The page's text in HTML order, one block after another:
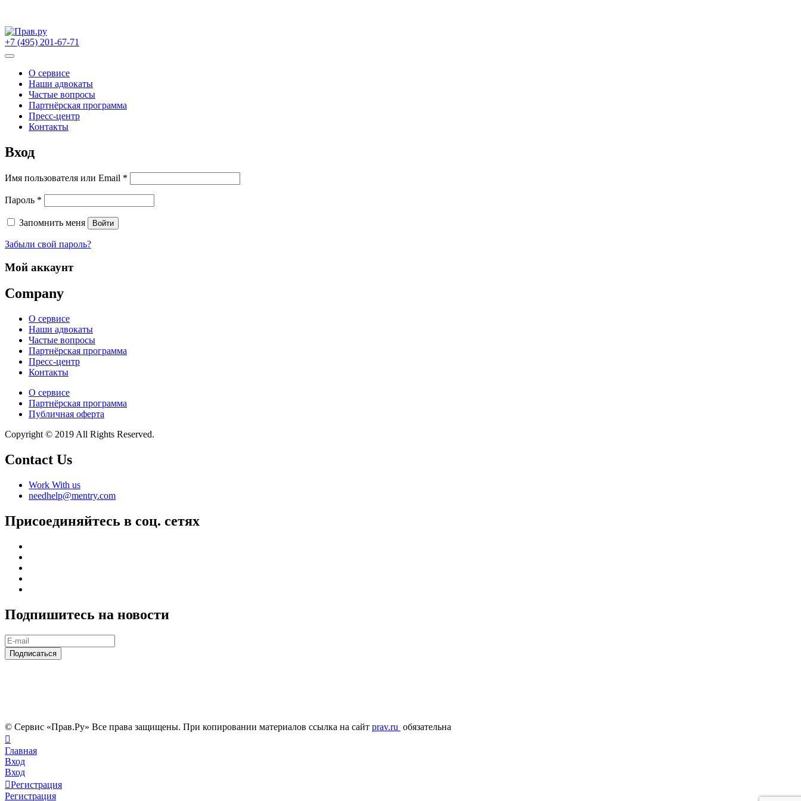
Skip
to
content
+7 (495) 201-67-71
О сервисе
Наши адвокаты
Частые вопросы
Партнёрская программа
Пресс-центр
Контакты
Вход
Имя пользователя или Email *
Пароль *
Запомнить меня Войти
Забыли свой пароль?
Мой аккаунт
Company
О сервисе
Наши адвокаты
Частые вопросы
Партнёрская программа
Пресс-центр
Контакты
О сервисе
Партнёрская программа
Публичная оферта
Copyright © 2019 All Rights Reserved.
Contact Us
Work With us
needhelp@mentry.com
Присоединяйтесь в соц. сетях
Подпишитесь на новости
© Сервис «Прав.Ру» Все права защищены. При копировании материалов ссылка на сайт prav.ru обязательна
Главная
Вход
Вход
Регистрация
Регистрация